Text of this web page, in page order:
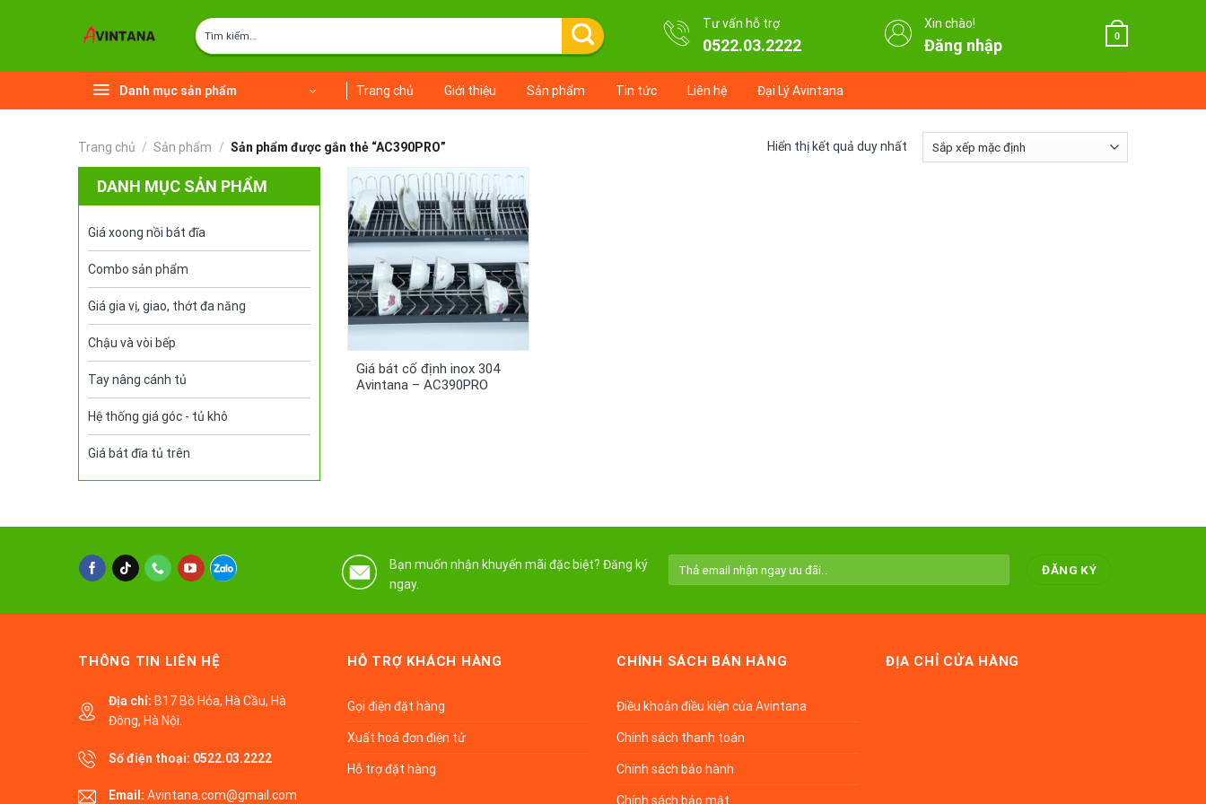
Tìm
kiếm:
Tư vấn hỗ trợ
0522.03.2222
Xin chào!
Đăng nhập
0
Danh mục sản phẩm Trang chủ Giới thiệu Sản phẩm Tin tức Liên hệ Đại Lý Avintana
Trang chủ / Sản phẩm / Sản phẩm được gắn thẻ “AC390PRO” Hiển thị kết quả duy nhất
DANH MỤC SẢN PHẨM
Giá xoong nồi bát đĩa
Combo sản phẩm
Giá gia vị, giao, thớt đa năng
Chậu và vòi bếp
Tay nâng cánh tủ
Hệ thống giá góc - tủ khô
Giá bát đĩa tủ trên
Giá bát cố định inox 304
Avintana – AC390PRO
Bạn muốn nhận khuyến mãi đặc biệt? Đăng ký
ngay.
THÔNG TIN LIÊN HỆ
Địa chỉ: B17 Bồ Hỏa, Hà Cầu, Hà
Đông, Hà Nội.
Số điện thoại: 0522.03.2222
Email: Avintana.com@gmail.com
HỖ TRỢ KHÁCH HÀNG
Gọi điện đặt hàng
Xuất hoá đơn điện tử
Hỗ trợ đặt hàng
CHÍNH SÁCH BÁN HÀNG
Điều khoản điều kiện của Avintana
Chính sách thanh toán
Chính sách bảo hành
Chính sách bảo mật
ĐỊA CHỈ CỬA HÀNG